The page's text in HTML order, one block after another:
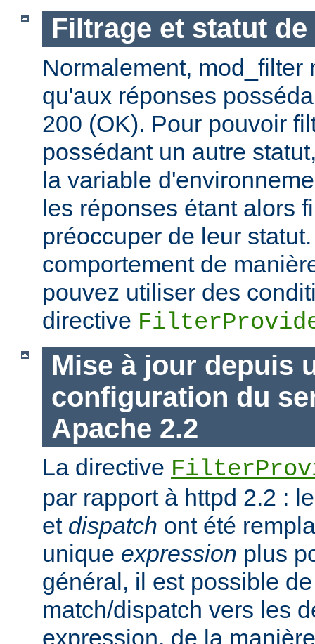
Filtrage et statut
Normalement, mod_filter
qu'aux réponses
200 (OK). Pour pouvoir
possédant un autre
la variable
les réponses étant alors
préoccuper de leur
comportement de
pouvez utiliser des
directive
Mise à jour depuis
configuration du
Apache 2.2
La directive
par rapport à httpd 2.2 :
et dispatch ont été
unique expression plus
général, il est possible
match/dispatch vers les
expression, de la